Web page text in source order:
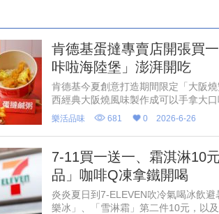
肯德基蛋撻專賣店開張買
咔啦海陸堡」澎湃開吃
肯德基今夏創意打造期間限定「大阪
西經典大阪燒風味製作成可以手拿大
不甘只是「被耽誤的蛋撻」，這次要
27日發起「國際蛋撻
樂活品味 681 0 2026-6-26
7-11買一送一、霜淇淋10
品」咖啡Q凍拿鐵開喝
炎炎夏日到7-ELEVEN吹冷氣喝冰飲
樂冰」、「雪淋霜」第二件10元，以